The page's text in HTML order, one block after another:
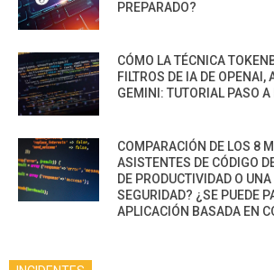
PREPARADO?
CÓMO LA TÉCNICA
FILTROS DE IA DE OPENAI,
GEMINI: TUTORIAL PASO A
COMPARACIÓN DE LOS 8
ASISTENTES DE CÓDIGO
DE PRODUCTIVIDAD O
SEGURIDAD? ¿SE PUEDE
APLICACIÓN BASADA EN